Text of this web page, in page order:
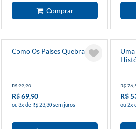
Como Os Países Quebram
R$ 99,90
R$ 69,90
ou 3x de R$ 23,30 sem juros
R$
R$
ou 2x